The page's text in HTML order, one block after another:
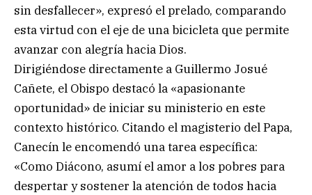
sin desfallecer», expresó el prelado, comparando
esta virtud con el eje de una bicicleta que permite
avanzar con alegría hacia Dios.
Dirigiéndose directamente a Guillermo Josué
Cañete, el Obispo destacó la «apasionante
oportunidad» de iniciar su ministerio en este
contexto histórico. Citando el magisterio del Papa,
Canecín le encomendó una tarea específica:
«Como Diácono, asumí el amor a los pobres para
despertar y sostener la atención de todos hacia